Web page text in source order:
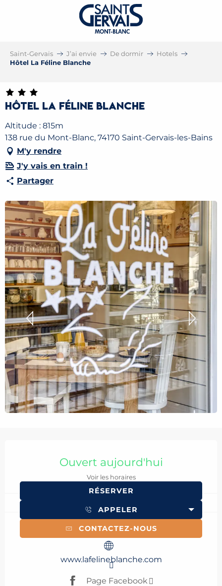
Saint-Gervais J’ai envie De dormir
Hotels
Hôtel La Féline Blanche
Hôtel La Féline Blanche
Altitude : 815m
138 rue du Mont-Blanc, 74170 Saint-Gervais-les-Bains
M'y rendre
J'y vais en train !
Partager
Ouvert aujourd'hui
Voir les horaires
RÉSERVER
APPELER
CONTACTEZ-NOUS
www.lafelineblanche.com
Page Facebook